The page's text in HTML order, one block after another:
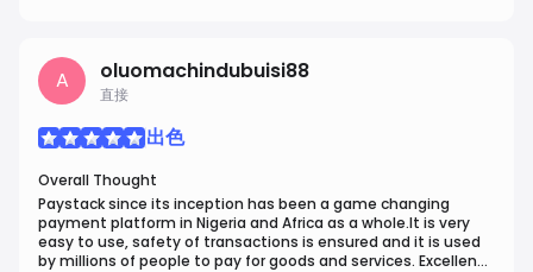
A oluomachindubuisi88
直接
出色
Overall Thought
Paystack since its inception has been a game changing
payment platform in Nigeria and Africa as a whole.It is very
easy to use, safety of transactions is ensured and it is used
by millions of people to pay for goods and services. Excellent